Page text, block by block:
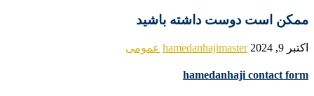
ممکن است دوست داشته باشید
اکتبر 9, 2024 hamedanhajimaster عمومی
hamedanhaji contact form